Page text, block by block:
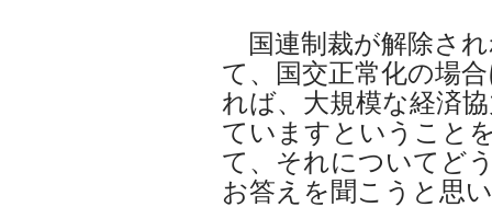
国連制裁が解除さ
て、国交正常化の場
れば、大規模な経済
ていますということ
て、それについてど
お答えを聞こうと思